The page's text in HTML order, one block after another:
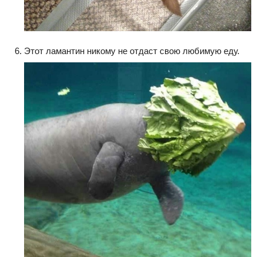
Этот ламантин никому не отдаст свою любимую еду.